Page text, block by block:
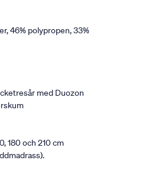
46% polypropen, 33%
med Duozon
180 och 210 cm